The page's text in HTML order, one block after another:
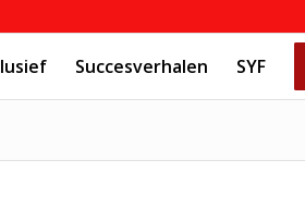
Succesverhalen SYF